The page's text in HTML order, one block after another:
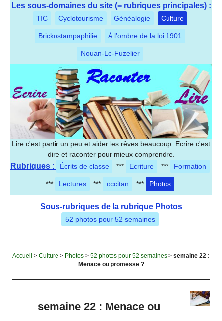
Les sous-domaines du site (= rubriques principales) :
TIC Cyclotourisme Généalogie Culture
Brickostampaphilie À l’ombre de la loi 1901
Nouan-Le-Fuzelier
Lire c'est partir un peu et aider les rêves beaucoup. Ecrire c'est
dire et raconter pour mieux comprendre.
Rubriques : Écrits de classe *** Ecriture *** Formation
*** Lectures *** occitan *** Photos
Sous-rubriques de la rubrique Photos
52 photos pour 52 semaines
Accueil > Culture > Photos > 52 photos pour 52 semaines > semaine 22 :
Menace ou promesse ?
semaine 22 : Menace ou